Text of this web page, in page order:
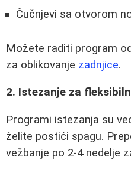
Čučnjevi sa otvorom
Možete raditi program
za oblikovanje zadnjice.
2. Istezanje za
Programi istezanja su
želite postići spagu.
vežbanje po 2-4 nedelje